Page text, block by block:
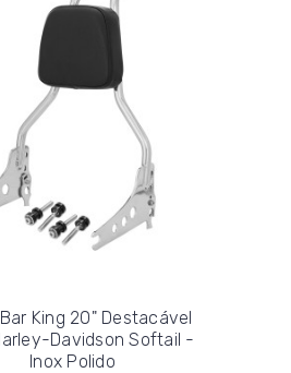
King 20" Destacável
Davidson Softail -
Inox Polido